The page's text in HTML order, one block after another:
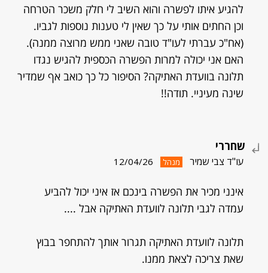
להגיע איתו לפשרה והוא השיב לי חלק משכר הטרחה
וכן החתים אותי על כך שאין לי טענות נוספות לגביו.
(אח"כ עברתי לעו"ד טובה שאני ממש מרוצה ממנה).
האם אני יכולה למרות הפשרה הכספית להגיש נגדו
תלונה בוועדת האתיקה? הסיפור כל כך כואב אף שמדיר
שינה מעיניי. תודה!!
שחררי
עו"ד צבי שמיר מנהל 12/04/26
אינני מכיר את הפשרה בינכם אז איני יכול להביע
עמדה לגבי תלונה לוועדת האתיקה אבל ....
תלונה לוועדת האתיקה תגרור אותך להתחפר בבוץ
שאת צריכה לצאת ממנו.